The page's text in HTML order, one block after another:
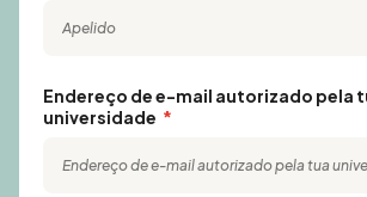
Endereço de e-mail autorizado pela
universidade